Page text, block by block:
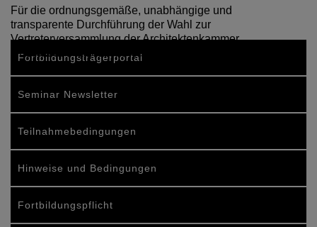
Für die ordnungsgemäße, unabhängige und
transparente Durchführung der Wahl zur
Vertreterversammlung der Architektenkammer
Rheinland-Pfalz ist ein Wahlvorstand verantwortlich.
Fortbildungsträgerportal
Seminar Newsletter
Teilnahmebedingungen
Hinweise und Bedingungen
Fortbildungspflicht